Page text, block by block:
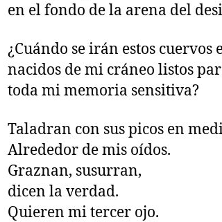
en el fondo de la arena del
¿Cuándo se irán estos cuervos
nacidos de mi cráneo listos
toda mi memoria sensitiva?
Taladran con sus picos en
Alrededor de mis oídos.
Graznan, susurran,
dicen la verdad.
Quieren mi tercer ojo.